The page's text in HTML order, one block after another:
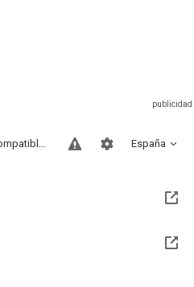
España
Sitios compatibles